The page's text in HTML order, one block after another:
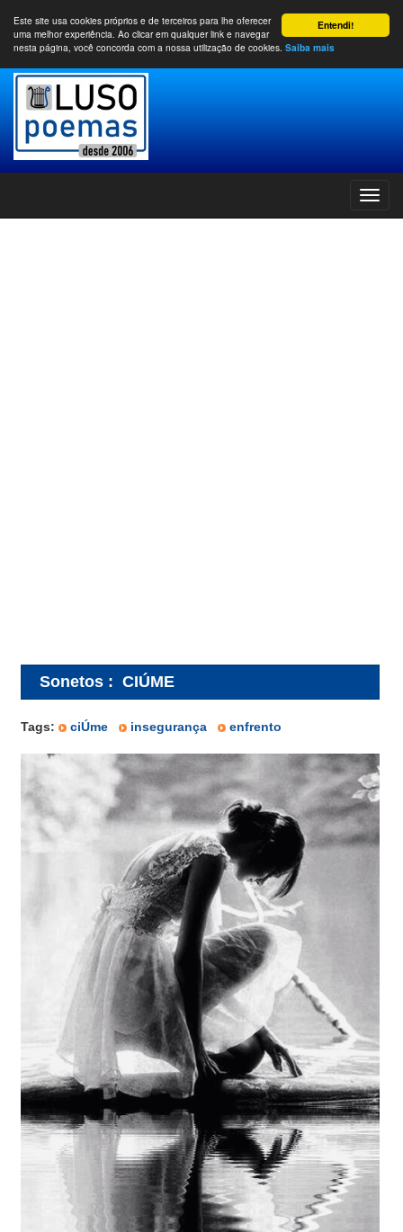
Entendi!
Este site usa cookies próprios e de terceiros para lhe oferecer
uma melhor experiência. Ao clicar em qualquer link e navegar
nesta página, você concorda com a nossa utilização de cookies. Saiba mais
Sonetos : CIÚME
Tags: ciÚme insegurança enfrento